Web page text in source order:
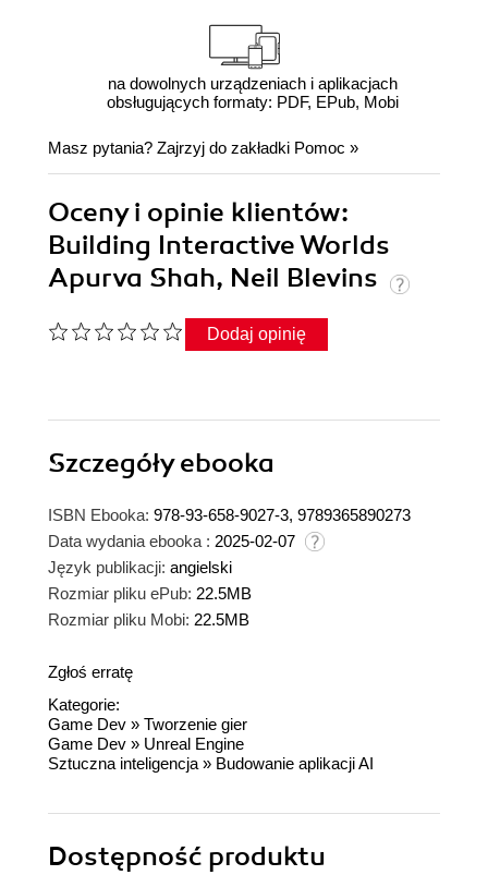
na dowolnych urządzeniach i aplikacjach
obsługujących formaty: PDF, EPub, Mobi
Masz pytania? Zajrzyj do zakładki Pomoc »
Oceny i opinie klientów:
Building Interactive Worlds
Apurva Shah, Neil Blevins
Dodaj opinię
Szczegółyebooka
ISBN Ebooka: 978-93-658-9027-3, 9789365890273
Data wydania ebooka : 2025-02-07
Język publikacji: angielski
Rozmiar pliku ePub: 22.5MB
Rozmiar pliku Mobi: 22.5MB
Zgłoś erratę
Kategorie:
Game Dev » Tworzenie gier
Game Dev » Unreal Engine
Sztuczna inteligencja » Budowanie aplikacji AI
Dostępność produktu